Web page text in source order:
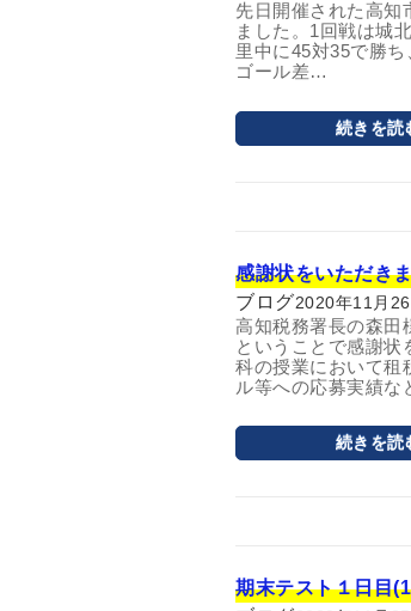
先日開催された高知
ました。1回戦は城
里中に45対35で勝
ゴール差…
続きを読
感謝状をいただき
ブログ2020年11月
高知税務署長の森田
ということで感謝状
科の授業において租
ル等への応募実績な
続きを読
期末テスト１日目